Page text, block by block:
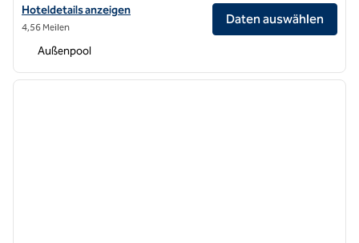
Hoteldetails für das Hilton Los Angeles/San Gabriel anzeigen
Hoteldetails anzeigen
4,56 Meilen
Daten auswählen
Außenpool
1 von 12